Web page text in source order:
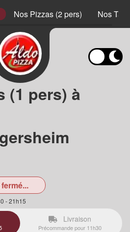
Nos Pizzas (2 pers) Nos
(1 pers) à
- 21h15
Livraison
Précommande pour 11h30